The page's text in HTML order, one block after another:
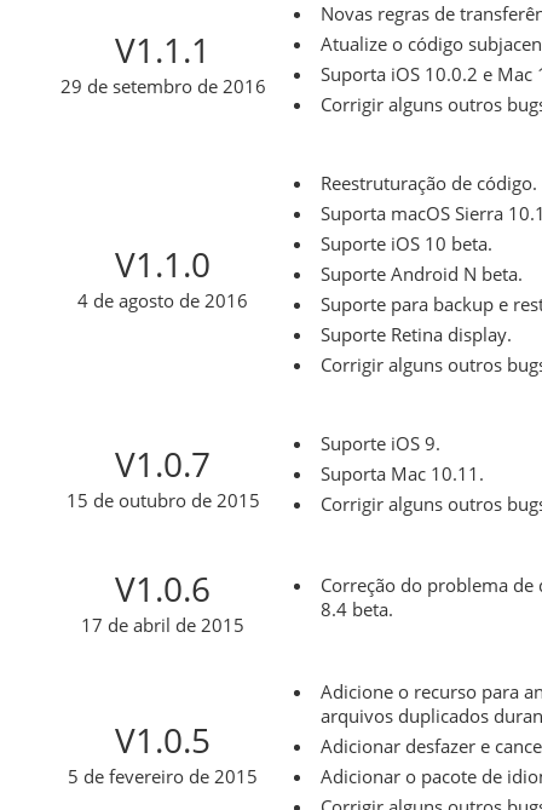
V1.1.1
29 de setembro de 2016
Novas regras de
Atualize o código
Suporta iOS 10.0.2 e Mac
Corrigir alguns outros
V1.1.0
4 de agosto de 2016
Reestruturação de código.
Suporta macOS Sierra
Suporte iOS 10 beta.
Suporte Android N beta.
Suporte para backup e
Suporte Retina display.
Corrigir alguns outros
V1.0.7
15 de outubro de 2015
Suporte iOS 9.
Suporta Mac 10.11.
Corrigir alguns outros
V1.0.6
17 de abril de 2015
Correção do problema
8.4 beta.
V1.0.5
5 de fevereiro de 2015
Adicione o recurso para
arquivos duplicados
Adicionar desfazer e
Adicionar o pacote de